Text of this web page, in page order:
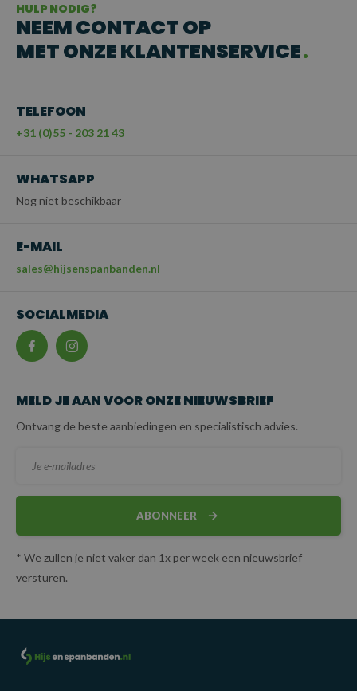
HULP NODIG?
NEEM CONTACT OP
MET ONZE KLANTENSERVICE
TELEFOON
+31 (0)55 - 203 21 43
WHATSAPP
Nog niet beschikbaar
E-MAIL
sales@hijsenspanbanden.nl
SOCIALMEDIA
MELD JE AAN VOOR ONZE NIEUWSBRIEF
Ontvang de beste aanbiedingen en specialistisch advies.
ABONNEER
* We zullen je niet vaker dan 1x per week een nieuwsbrief
versturen.